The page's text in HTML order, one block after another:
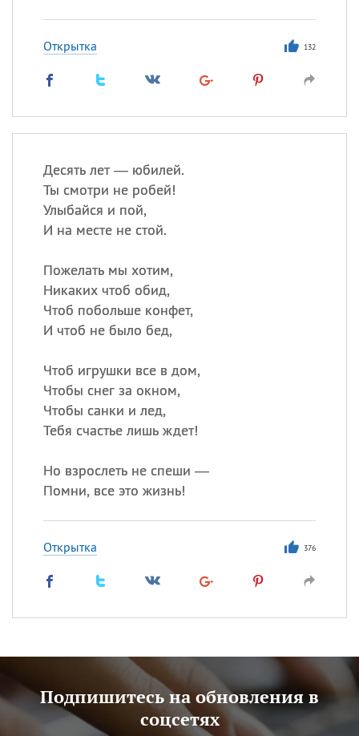
Открытка 132
Десять лет — юбилей.
Ты смотри не робей!
Улыбайся и пой,
И на месте не стой.
Пожелать мы хотим,
Никаких чтоб обид,
Чтоб побольше конфет,
И чтоб не было бед,
Чтоб игрушки все в дом,
Чтобы снег за окном,
Чтобы санки и лед,
Тебя счастье лишь ждет!
Но взрослеть не спеши —
Помни, все это жизнь!
Открытка 376
Подпишитесь на обновления в
соцсетях